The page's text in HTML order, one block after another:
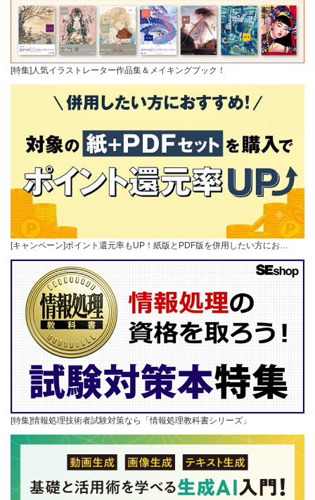
[特集]人気イラストレーター作品集＆メイキングブック！
[キャンペーン]ポイント還元率もUP！紙版とPDF版を併用したい方にお…
[特集]情報処理技術者試験対策なら「情報処理教科書シリーズ」